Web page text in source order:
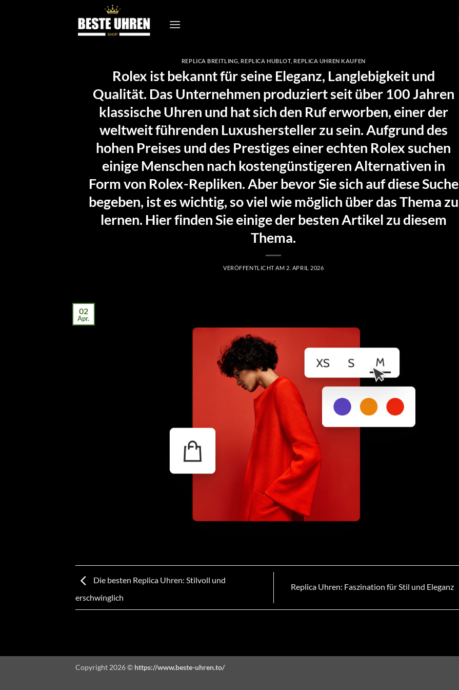
REPLICA BREITLING ,REPLICA HUBLOT,REPLICA UHREN KAUFEN
Rolex ist bekannt für seine Eleganz, Langlebigkeit und
Qualität. Das Unternehmen produziert seit über 100 Jahren
klassische Uhren und hat sich den Ruf erworben, einer der
weltweit führenden Luxushersteller zu sein. Aufgrund des
hohen Preises und des Prestiges einer echten Rolex suchen
einige Menschen nach kostengünstigeren Alternativen in
Form von Rolex-Repliken. Aber bevor Sie sich auf diese Suche
begeben, ist es wichtig, so viel wie möglich über das Thema zu
lernen. Hier finden Sie einige der besten Artikel zu diesem
Thema.
VERÖFFENTLICHT AM 2. APRIL 2026
02
Apr.
Die besten Replica Uhren: Stilvoll und
erschwinglich
Replica Uhren: Faszination für Stil und Eleganz
Copyright 2026 © https://www.beste-uhren.to/